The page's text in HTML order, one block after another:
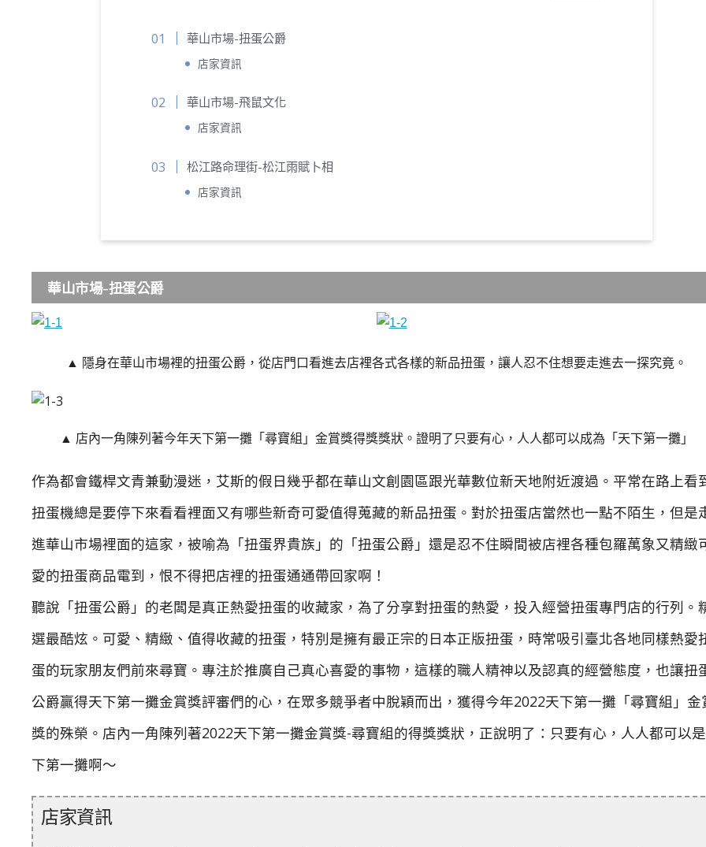
華山市場-扭蛋公爵
店家資訊
華山市場-飛鼠文化
店家資訊
松江路命理街-松江雨賦卜相
店家資訊
華山市場-扭蛋公爵
▲ 隱身在華山市場裡的扭蛋公爵，從店門口看進去店裡各式各樣的新品扭蛋，讓人忍不住想要走進去一探究竟。
▲ 店內一角陳列著今年天下第一攤「尋寶組」金賞獎得獎獎狀。證明了只要有心，人人都可以成為「天下第一攤」
作為都會鐵桿文青兼動漫迷，艾斯的假日幾乎都在華山文創園區跟光華數位新天地附近渡過。平常在路上看
扭蛋機總是要停下來看看裡面又有哪些新奇可愛值得蒐藏的新品扭蛋。對於扭蛋店當然也一點不陌生，但是
進華山市場裡面的這家，被喻為「扭蛋界貴族」的「扭蛋公爵」還是忍不住瞬間被店裡各種包羅萬象又精緻
愛的扭蛋商品電到，恨不得把店裡的扭蛋通通帶回家啊！
聽說「扭蛋公爵」的老闆是真正熱愛扭蛋的收藏家，為了分享對扭蛋的熱愛，投入經營扭蛋專門店的行列。
選最酷炫。可愛、精緻、值得收藏的扭蛋，特別是擁有最正宗的日本正版扭蛋，時常吸引臺北各地同樣熱愛
蛋的玩家朋友們前來尋寶。專注於推廣自己真心喜愛的事物，這樣的職人精神以及認真的經營態度，也讓扭
公爵贏得天下第一攤金賞獎評審們的心，在眾多競爭者中脫穎而出，獲得今年2022天下第一攤「尋寶組」金
獎的殊榮。店內一角陳列著2022天下第一攤金賞獎-尋寶組的得獎獎狀，正說明了：只要有心，人人都可以
下第一攤啊～
店家資訊